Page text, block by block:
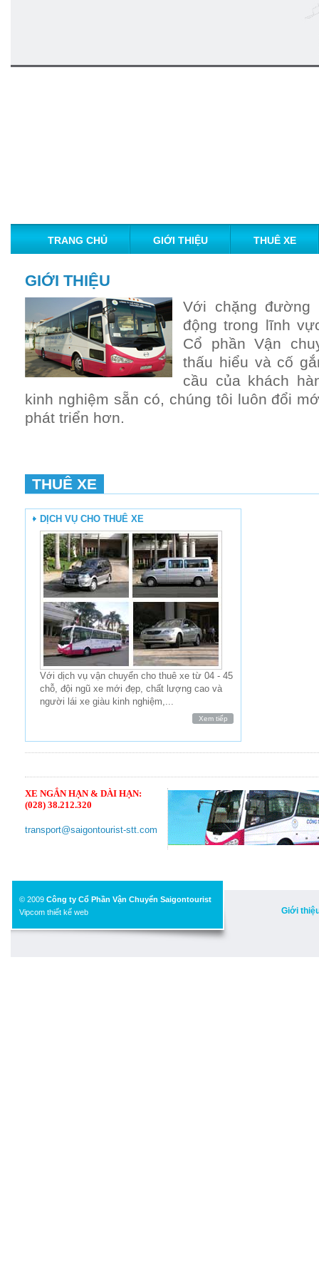
TRANG CHỦ GIỚI THIỆU THUÊ XE
GIỚI THIỆU
Với chặng
động trong lĩnh
Cổ phần Vận
thấu hiểu và cố
cầu của khách
kinh nghiệm sẵn có, chúng tôi luôn đổi
phát triển hơn.
THUÊ XE
DỊCH VỤ CHO THUÊ XE
Với dịch vụ vận chuyển cho thuê xe từ 04 - 45
chỗ, đội ngũ xe mới đẹp, chất lượng cao và
người lái xe giàu kinh nghiệm,...
Xem tiếp
XE NGẮN HẠN & DÀI HẠN:
(028) 38.212.320
transport@saigontourist-stt.com
© 2009 Công ty Cổ Phần Vận Chuyển Saigontourist
Vipcom thiết kế web
Giới